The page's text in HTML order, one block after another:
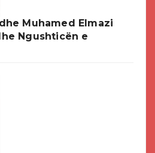
Muhamed Elmazi
Ngushticën e